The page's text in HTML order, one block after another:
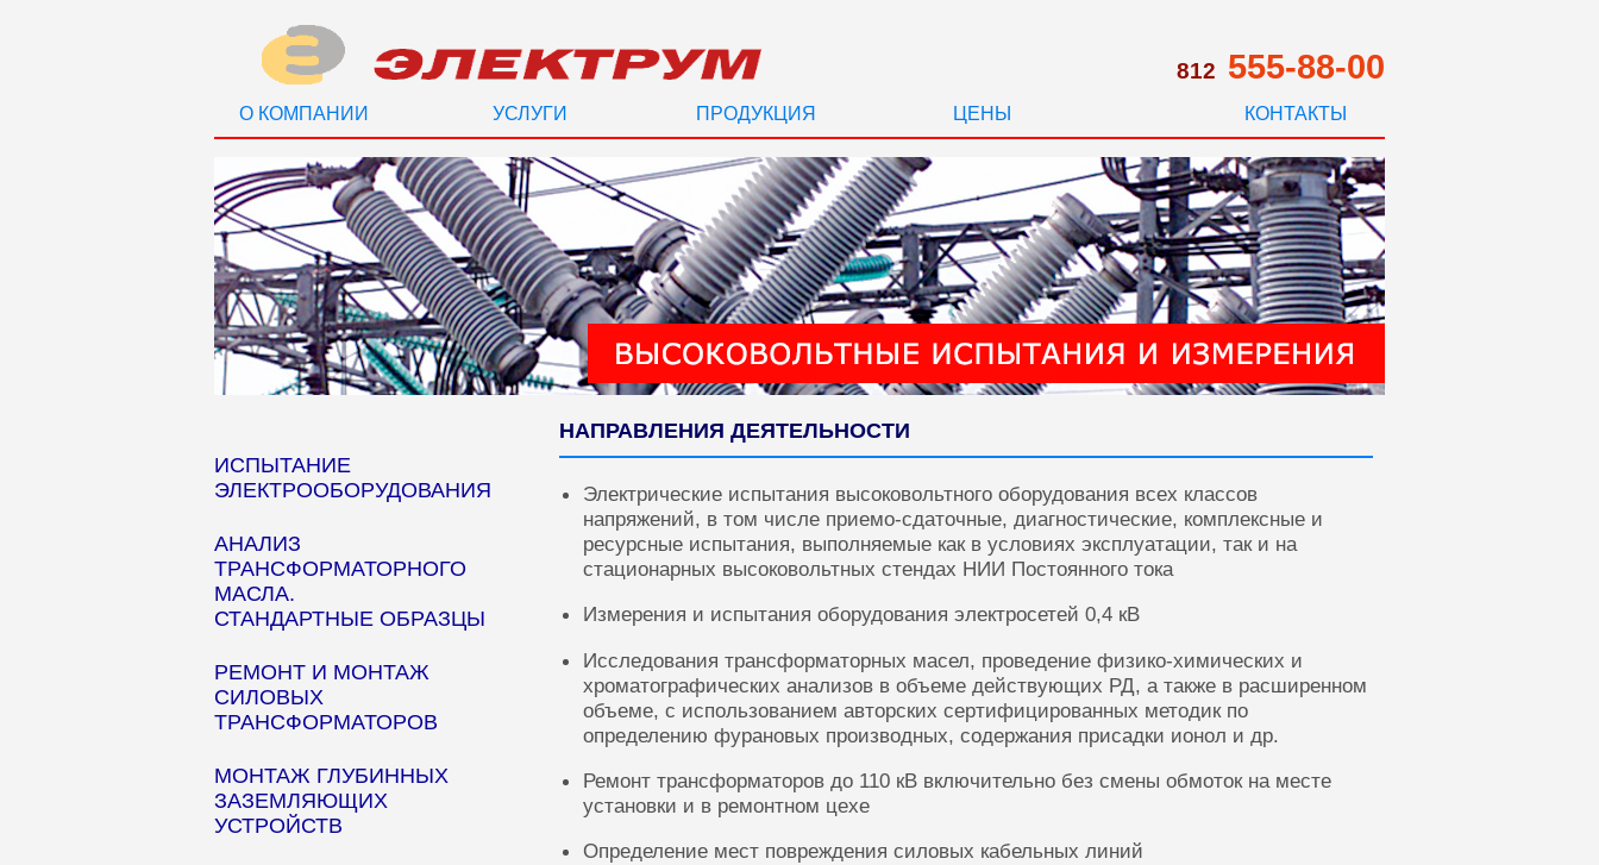
812 555-88-00
О КОМПАНИИ УСЛУГИ ПРОДУКЦИЯ ЦЕНЫ КОНТАКТЫ
ИСПЫТАНИЕ
ЭЛЕКТРООБОРУДОВАНИЯ
АНАЛИЗ
ТРАНСФОРМАТОРНОГО
МАСЛА.
СТАНДАРТНЫЕ ОБРАЗЦЫ
РЕМОНТ И МОНТАЖ
СИЛОВЫХ
ТРАНСФОРМАТОРОВ
МОНТАЖ ГЛУБИННЫХ
ЗАЗЕМЛЯЮЩИХ
УСТРОЙСТВ
НАПРАВЛЕНИЯ ДЕЯТЕЛЬНОСТИ
Электрические испытания высоковольтного оборудования всех классов
напряжений, в том числе приемо-сдаточные, диагностические, комплексные и
ресурсные испытания, выполняемые как в условиях эксплуатации, так и на
стационарных высоковольтных стендах НИИ Постоянного тока
Измерения и испытания оборудования электросетей 0,4 кВ
Исследования трансформаторных масел, проведение физико-химических и
хроматографических анализов в объеме действующих РД, а также в расширенном
объеме, с использованием авторских сертифицированных методик по
определению фурановых производных, содержания присадки ионол и др.
Ремонт трансформаторов до 110 кВ включительно без смены обмоток на месте
установки и в ремонтном цехе
Определение мест повреждения силовых кабельных линий